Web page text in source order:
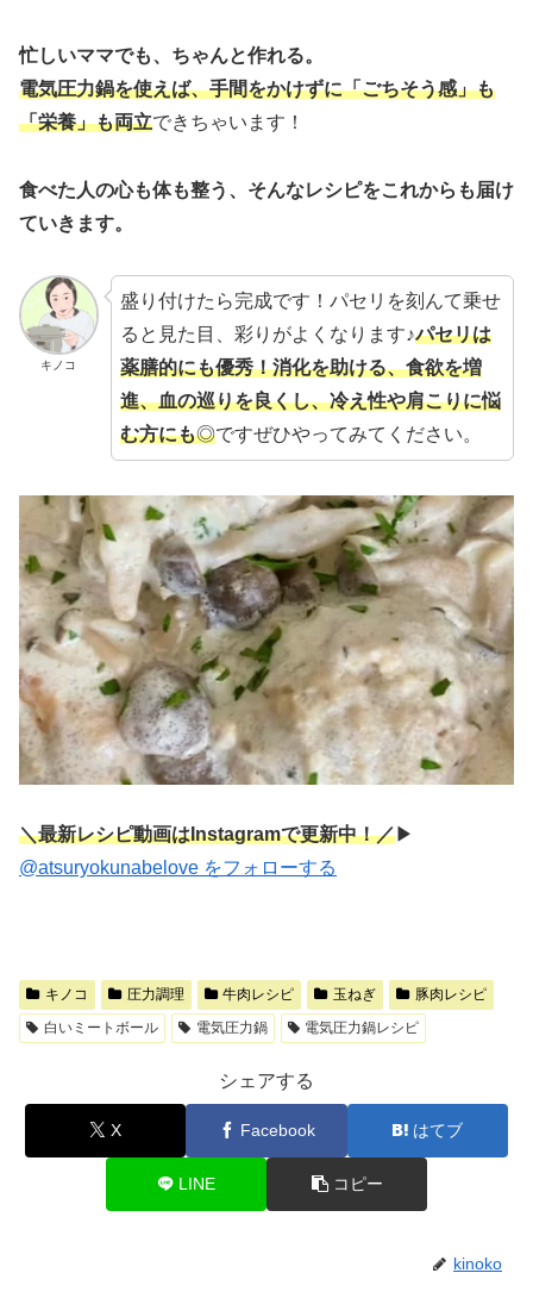
忙しいママでも、ちゃんと作れる。
電気圧力鍋を使えば、手間をかけずに「ごちそう感」も
「栄養」も両立できちゃいます！
食べた人の心も体も整う、そんなレシピをこれからも届け
ていきます。
キノコ
盛り付けたら完成です！パセリを刻んて乗せ
ると見た目、彩りがよくなります♪パセリは
薬膳的にも優秀！消化を助ける、食欲を増
進、血の巡りを良くし、冷え性や肩こりに悩
む方にも◎ですぜひやってみてください。
＼最新レシピ動画はInstagramで更新中！／▶︎
@atsuryokunabelove をフォローする
キノコ 圧力調理 牛肉レシピ 玉ねぎ
豚肉レシピ
白いミートボール
電気圧力鍋 電気圧力鍋レシピ
シェアする
X Facebook はてブ
LINE コピー
kinoko